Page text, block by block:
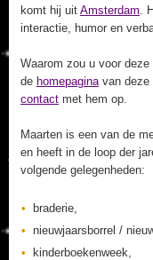
komt hij uit Amsterdam.
interactie, humor en
Waarom zou u voor
de homepaginavan deze
contact met hem op.
Maarten is een van de
en heeft in de loop der
volgende gelegenheden:
braderie,
nieuwjaarsborrel /
kinderboekenweek,